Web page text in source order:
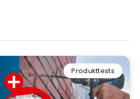
Produkttests